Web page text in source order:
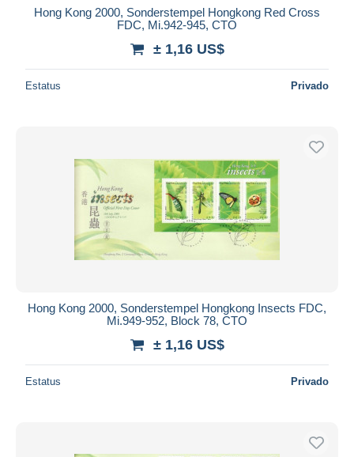
Hong Kong 2000, Sonderstempel Hongkong Red Cross
FDC, Mi.942-945, CTO
± 1,16 US$
Estatus Privado
Hong Kong 2000, Sonderstempel Hongkong Insects FDC,
Mi.949-952, Block 78, CTO
± 1,16 US$
Estatus Privado